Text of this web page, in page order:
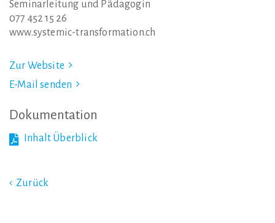
Seminarleitung und Pädagogin
077 452 15 26
www.systemic-transformation.ch
Zur Website
E-Mail senden
Dokumentation
Inhalt Überblick
Zurück